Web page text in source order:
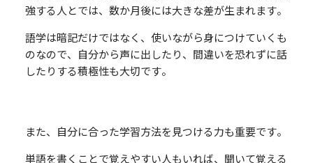
強する人とでは、数か月後には大きな差が生まれます。
語学は暗記だけではなく、使いながら身につけていくも
のなので、自分から声に出したり、間違いを恐れずに話
したりする積極性も大切です。
また、自分に合った学習方法を見つける力も重要です。
単語を書くことで覚えやすい人もいれば、聞いて覚える